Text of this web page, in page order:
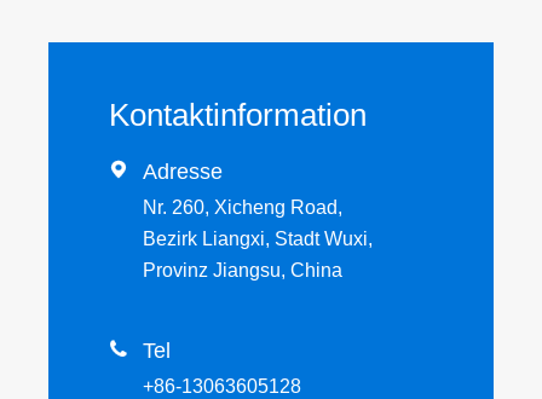
Kontaktinformation
 Adresse
Nr. 260, Xicheng Road,
Bezirk Liangxi, Stadt Wuxi,
Provinz Jiangsu, China
 Tel
+86-13063605128